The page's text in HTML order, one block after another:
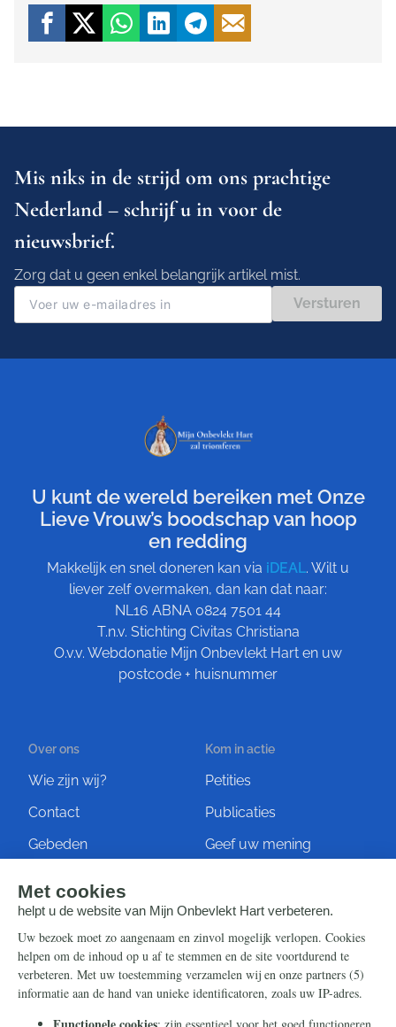
Mis niks in de strijd om ons prachtige
Nederland – schrijf u in voor de
nieuwsbrief.
Zorg dat u geen enkel belangrijk artikel mist.
Versturen
U kunt de wereld bereiken met Onze
Lieve Vrouw’s boodschap van hoop
en redding
Makkelijk en snel doneren kan via iDEAL. Wilt u
liever zelf overmaken, dan kan dat naar:
NL16 ABNA 0824 7501 44
T.n.v. Stichting Civitas Christiana
O.v.v. Webdonatie Mijn Onbevlekt Hart en uw
postcode + huisnummer
Over ons
Wie zijn wij?
Contact
Gebeden
Kom in actie
Petities
Publicaties
Geef uw mening
Steun ons
Nieuwsbrief
Eenmalig
Info
Contact
Ontvang onze Telegram-
berichten